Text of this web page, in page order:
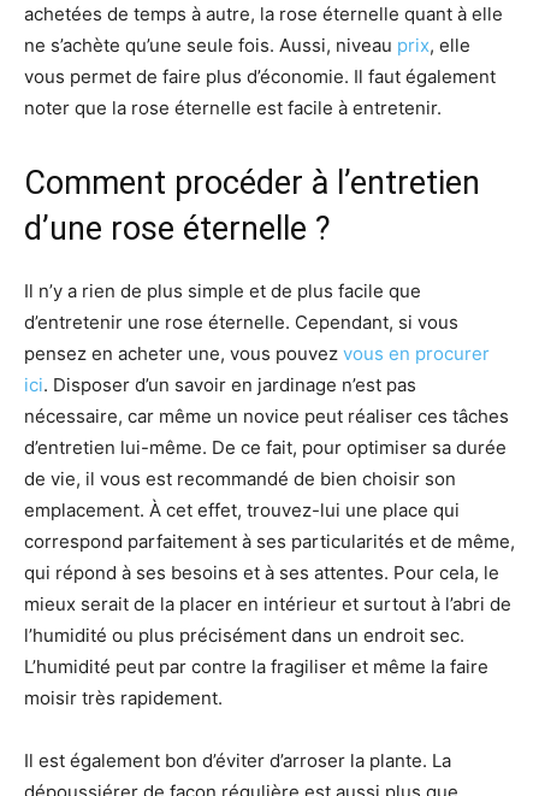
achetées de temps à autre, la rose éternelle quant à elle
ne s’achète qu’une seule fois. Aussi, niveau prix, elle
vous permet de faire plus d’économie. Il faut également
noter que la rose éternelle est facile à entretenir.
Comment procéder à l’entretien
d’une rose éternelle ?
Il n’y a rien de plus simple et de plus facile que
d’entretenir une rose éternelle. Cependant, si vous
pensez en acheter une, vous pouvez vous en procurer
ici. Disposer d’un savoir en jardinage n’est pas
nécessaire, car même un novice peut réaliser ces tâches
d’entretien lui-même. De ce fait, pour optimiser sa durée
de vie, il vous est recommandé de bien choisir son
emplacement. À cet effet, trouvez-lui une place qui
correspond parfaitement à ses particularités et de même,
qui répond à ses besoins et à ses attentes. Pour cela, le
mieux serait de la placer en intérieur et surtout à l’abri de
l’humidité ou plus précisément dans un endroit sec.
L’humidité peut par contre la fragiliser et même la faire
moisir très rapidement.
Il est également bon d’éviter d’arroser la plante. La
dépoussiérer de façon régulière est aussi plus que